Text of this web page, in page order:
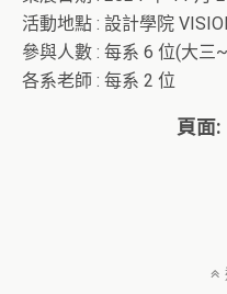
活動地點 : 設計學院
參與人數 : 每系 6 位(大三
各系老師 : 每系 2 位
頁面: